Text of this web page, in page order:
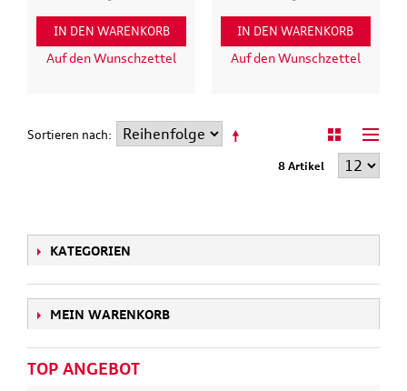
IN DEN WARENKORB
Auf den Wunschzettel
IN DEN WARENKORB
Auf den Wunschzettel
Sortieren nach
8 Artikel
KATEGORIEN
MEIN WARENKORB
TOP ANGEBOT